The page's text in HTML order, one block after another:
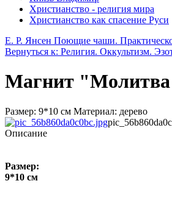
Христианство - религия мира
Христианство как спасение Руси
Е. Р. Янсен Поющие чаши.
Вернуться к: Религия. Оккультизм.
Магнит "Молитва
Размер: 9*10 см Материал: дерево
Описание
Размер:
9*10 см